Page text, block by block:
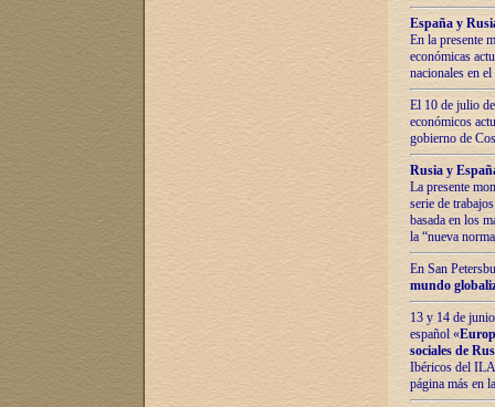
España y
En la presente
económicas
nacionales en
El 10 de julio
económicos
gobierno de
Rusia y
La presente
serie de
basada en los
la “nueva
En San
mundo
13 y 14 de
español «
sociales de
Ibéricos del ILA
página más en